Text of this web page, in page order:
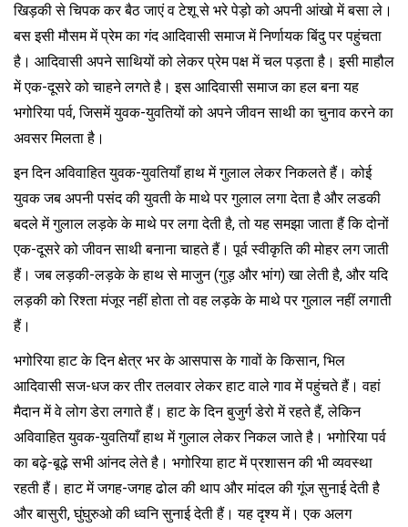
खिड़की से चिपक कर बैठ जाएं व टेशू से भरे पेड़ो को अपनी आंखो में बसा ले।
बस इसी मौसम में प्रेम का गंद आदिवासी समाज में निर्णायक बिंदु पर पहुंचता
है। आदिवासी अपने साथियों को लेकर प्रेम पक्ष में चल पड़ता है। इसी माहौल
में एक-दूसरे को चाहने लगते है। इस आदिवासी समाज का हल बना यह
भगोरिया पर्व, जिसमें युवक-युवतियों को अपने जीवन साथी का चुनाव करने का
अवसर मिलता है।
इन दिन अविवाहित युवक-युवतियाँ हाथ में गुलाल लेकर निकलते हैं। कोई
युवक जब अपनी पसंद की युवती के माथे पर गुलाल लगा देता है और लडकी
बदले में गुलाल लड़के के माथे पर लगा देती है, तो यह समझा जाता हैं कि दोनों
एक-दूसरे को जीवन साथी बनाना चाहते हैं। पूर्व स्वीकृति की मोहर लग जाती
हैं। जब लड़की-लड़के के हाथ से माजुन (गुड़ और भांग) खा लेती है, और यदि
लड़की को रिश्ता मंजूर नहीं होता तो वह लड़के के माथे पर गुलाल नहीं लगाती
हैं।
भगोरिया हाट के दिन क्षेत्र भर के आसपास के गावों के किसान, भिल
आदिवासी सज-धज कर तीर तलवार लेकर हाट वाले गाव में पहुंचते हैं। वहां
मैदान में वे लोग डेरा लगाते हैं। हाट के दिन बुजुर्ग डेरो में रहते हैं, लेकिन
अविवाहित युवक-युवतियाँ हाथ में गुलाल लेकर निकल जाते है। भगोरिया पर्व
का बढ़े-बूढ़े सभी आंनद लेते है। भगोरिया हाट में प्रशासन की भी व्यवस्था
रहती हैं। हाट में जगह-जगह ढोल की थाप और मांदल की गूंज सुनाई देती है
और बासुरी, घुंघुरुओ की ध्वनि सुनाई देती हैं। यह दृश्य में। एक अलग